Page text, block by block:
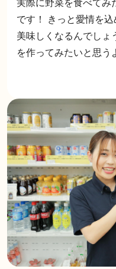
です！ きっと愛情を
美味しくなるんでしょ
を作ってみたいと思う